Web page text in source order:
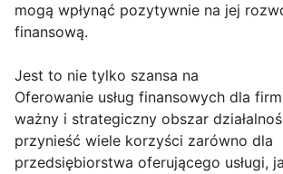
mogą wpłynąć pozytywnie na jej
finansową.
Jest to nie tylko szansa na
Oferowanie usług finansowych dla
ważny i strategiczny obszar
przynieść wiele korzyści zarówno dla
przedsiębiorstwa oferującego usługi,